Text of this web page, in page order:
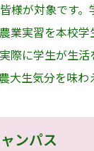
様が対象です
業実習を本校
際に学生が生
大生気分を味わ
ンパス